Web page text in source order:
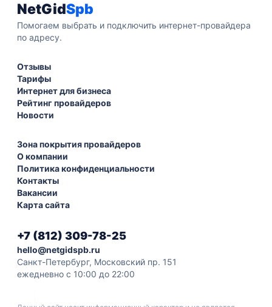
NetGidSpb
Помогаем выбрать и подключить интернет-провайдера
по адресу.
Отзывы
Тарифы
Интернет для бизнеса
Рейтинг провайдеров
Новости
Зона покрытия провайдеров
О компании
Политика конфиденциальности
Контакты
Вакансии
Карта сайта
+7 (812) 309-78-25
hello@netgidspb.ru
Санкт-Петербург, Московский пр. 151
ежедневно с 10:00 до 22:00